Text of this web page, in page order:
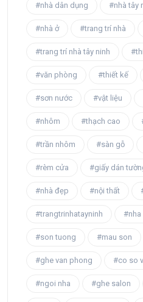
#nhà dân dụng #nhà tây
#nhà ở #trang trí nhà
#trang trí nhà tây ninh
#văn phòng #thiết kế
#sơn nước #vật liệu
#nhôm #thạch cao
#trần nhôm #sàn gỗ
#rèm cửa #giấy dán
#nhà đẹp #nội thất
#trangtrinhatayninh #nha
#son tuong #mau son
#ghe van phong #co so
#ngoi nha #ghe salon